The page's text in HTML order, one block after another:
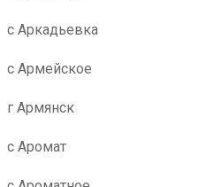
с Аркадьевка
с Армейское
г Армянск
с Аромат